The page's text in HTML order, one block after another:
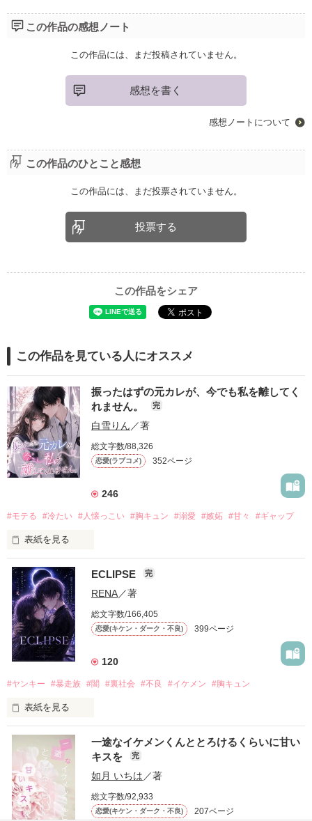
この作品の感想ノート
この作品には、まだ投稿されていません。
感想を書く
感想ノートについて
この作品のひとこと感想
この作品には、まだ投票されていません。
投票する
この作品をシェア
この作品を見ている人にオススメ
振ったはずの元カレが、今でも私を離してく
れません。
完
白雪りん／著
総文字数/88,326
恋愛(ラブコメ) 352ページ
246
#モテる #冷たい #人懐っこい #胸キュン #溺愛 #嫉妬 #甘々 #ギャップ
表紙を見る
「好きだったから、別れを選んだ。」
モテる人を好きになるのが怖かった。
だから私は、中学時代に大好きだった彼を自分から振った。
もう会うことはないと思っていたのに、
高校生になって再会した彼は、隣の学校で”王子様”と呼ばれる
他の女の子には冷たいのに
私にだけ昔と変わらない笑顔を向けてくる。
「澪ちゃん。」
それは止まっていた恋が再び動き始める合図──。
ECLIPSE 完
RENA／著
総文字数/166,405
恋愛(キケン・ダーク・不良) 399ページ
120
#ヤンキー #暴走族 #闇 #裏社会 #不良 #イケメン #胸キュン
表紙を見る
表紙画像はAIです
作品を読む
一途なイケメンくんととろけるくらいに甘い
キスを
完
如月 いちは ／著
総文字数/92,933
恋愛(キケン・ダーク・不良) 207ページ